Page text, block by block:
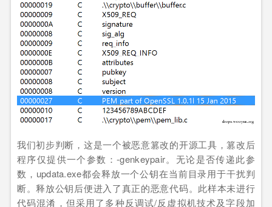
我们初步判断，这是一个被恶意篡改的开源工具，篡改后
程序仅提供一个参数：-genkeypair。无论是否传递此参
数，updata.exe都会释放一个公钥在当前目录用于干扰判
断。释放公钥后便进入了真正的恶意代码。此样本未进行
代码混淆，但采用了多种反调试/反虚拟机技术及字段加